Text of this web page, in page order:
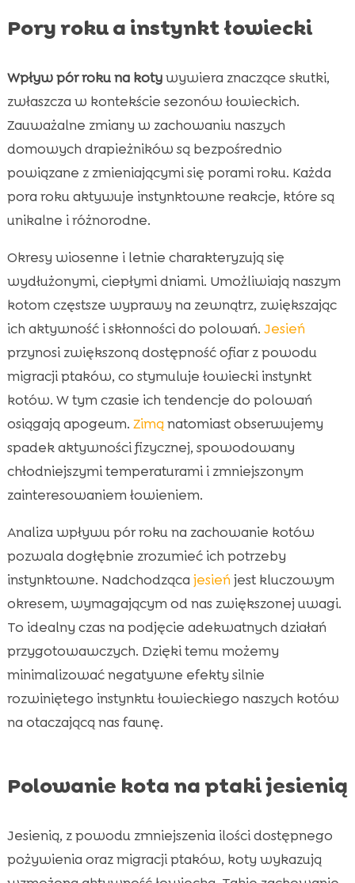
Pory roku a instynkt łowiecki
Wpływ pór roku na kotywywiera znaczące skutki,
zwłaszcza w kontekście sezonów łowieckich.
Zauważalne zmiany w zachowaniu naszych
domowych drapieżników są bezpośrednio
powiązane z zmieniającymi się porami roku. Każda
pora roku aktywuje instynktowne reakcje, które są
unikalne i różnorodne.
Okresy wiosenne i letnie charakteryzują się
wydłużonymi, ciepłymi dniami. Umożliwiają naszym
kotom częstsze wyprawy na zewnątrz, zwiększając
ich aktywność i skłonności do polowań. Jesień
przynosi zwiększoną dostępność ofiar z powodu
migracji ptaków, co stymuluje łowiecki instynkt
kotów. W tym czasie ich tendencje do polowań
osiągają apogeum. Zimą natomiast obserwujemy
spadek aktywności fizycznej, spowodowany
chłodniejszymi temperaturami i zmniejszonym
zainteresowaniem łowieniem.
Analiza wpływu pór roku na zachowanie kotów
pozwala dogłębnie zrozumieć ich potrzeby
instynktowne. Nadchodząca jesień jest kluczowym
okresem, wymagającym od nas zwiększonej uwagi.
To idealny czas na podjęcie adekwatnych działań
przygotowawczych. Dzięki temu możemy
minimalizować negatywne efekty silnie
rozwiniętego instynktu łowieckiego naszych kotów
na otaczającą nas faunę.
Polowanie kota na ptaki jesienią
Jesienią, z powodu zmniejszenia ilości dostępnego
pożywienia oraz migracji ptaków, koty wykazują